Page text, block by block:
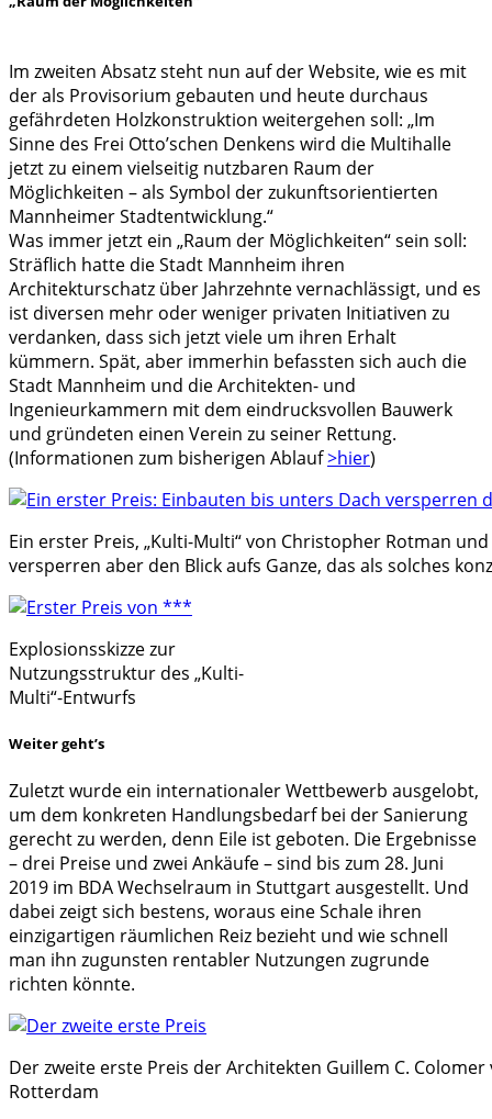
Im zweiten Absatz steht nun auf der Website, wie es mit
der als Provisorium gebauten und heute durchaus
gefährdeten Holzkonstruktion weitergehen soll: „Im
Sinne des Frei Otto’schen Denkens wird die Multihalle
jetzt zu einem vielseitig nutzbaren Raum der
Möglichkeiten – als Symbol der zukunftsorientierten
Mannheimer Stadtentwicklung.“
Was immer jetzt ein „Raum der Möglichkeiten“ sein soll:
Sträflich hatte die Stadt Mannheim ihren
Architekturschatz über Jahrzehnte vernachlässigt, und es
ist diversen mehr oder weniger privaten Initiativen zu
verdanken, dass sich jetzt viele um ihren Erhalt
kümmern. Spät, aber immerhin befassten sich auch die
Stadt Mannheim und die Architekten- und
Ingenieurkammern mit dem eindrucksvollen Bauwerk
und gründeten einen Verein zu seiner Rettung.
(Informationen zum bisherigen Ablauf>hier)
Ein erster Preis, „Kulti-Multi“ von Christopher Rotman
versperren aber den Blick aufs Ganze, das als solches
Explosionsskizze zur
Nutzungsstruktur des „Kulti-
Multi“-Entwurfs
Weiter geht’s
Zuletzt wurde ein internationaler Wettbewerb ausgelobt,
um dem konkreten Handlungsbedarf bei der Sanierung
gerecht zu werden, denn Eile ist geboten. Die Ergebnisse
– drei Preise und zwei Ankäufe – sind bis zum 28. Juni
2019 im BDA Wechselraum in Stuttgart ausgestellt. Und
dabei zeigt sich bestens, woraus eine Schale ihren
einzigartigen räumlichen Reiz bezieht und wie schnell
man ihn zugunsten rentabler Nutzungen zugrunde
richten könnte.
Der zweite erste Preis der Architekten Guillem C.
Rotterdam